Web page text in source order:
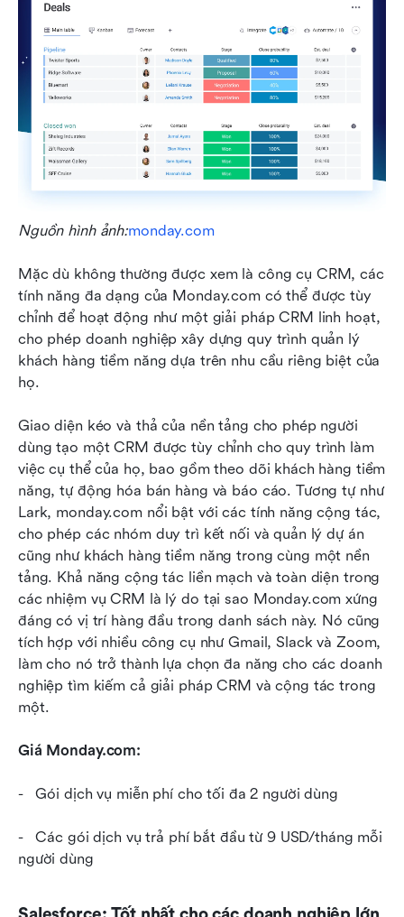
Nguồn hình ảnh:monday.com
Mặc dù không thường được xem là công cụ CRM, các
tính năng đa dạng của Monday.com có thể được tùy
chỉnh để hoạt động như một giải pháp CRM linh hoạt,
cho phép doanh nghiệp xây dựng quy trình quản lý
khách hàng tiềm năng dựa trên nhu cầu riêng biệt của
họ.
Giao diện kéo và thả của nền tảng cho phép người
dùng tạo một CRM được tùy chỉnh cho quy trình làm
việc cụ thể của họ, bao gồm theo dõi khách hàng tiềm
năng, tự động hóa bán hàng và báo cáo. Tương tự như
Lark, monday.com nổi bật với các tính năng cộng tác,
cho phép các nhóm duy trì kết nối và quản lý dự án
cũng như khách hàng tiềm năng trong cùng một nền
tảng. Khả năng cộng tác liền mạch và toàn diện trong
các nhiệm vụ CRM là lý do tại sao Monday.com xứng
đáng có vị trí hàng đầu trong danh sách này. Nó cũng
tích hợp với nhiều công cụ như Gmail, Slack và Zoom,
làm cho nó trở thành lựa chọn đa năng cho các doanh
nghiệp tìm kiếm cả giải pháp CRM và cộng tác trong
một.
Giá Monday.com:
-   Gói dịch vụ miễn phí cho tối đa 2 người dùng
-   Các gói dịch vụ trả phí bắt đầu từ 9 USD/tháng mỗi
người dùng